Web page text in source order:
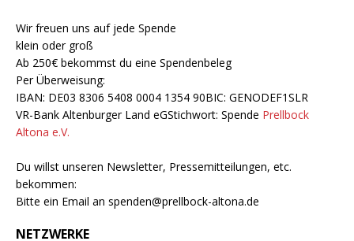
Wir freuen uns auf jede Spende
klein oder groß
Ab 250€ bekommst du eine Spendenbeleg
Per Überweisung:
IBAN: DE03 8306 5408 0004 1354 90BIC: GENODEF1SLR
VR-Bank Altenburger Land eGStichwort: Spende Prellbock
Altona e.V.
Du willst unseren Newsletter, Pressemitteilungen, etc.
bekommen:
Bitte ein Email an spenden@prellbock-altona.de
NETZWERKE